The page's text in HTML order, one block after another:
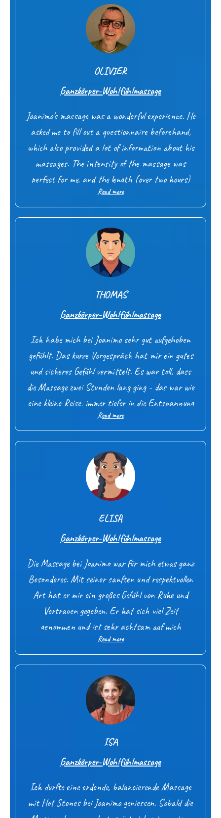
zukehren. Danke!
OLIVIER
Ganzkörper-Wohlfühlmassage
Joanimo's massage was a wonderful experience. He
asked me to fill out a questionnaire beforehand,
which also provided a lot of information about his
massages. The intensity of the massage was
perfect for me, and the length (over two hours)
was something special. I especially enjoyed the hot
stones, which further enhanced the relaxation. I
would gladly do it again!
Read more
THOMAS
Ganzkörper-Wohlfühlmassage
Ich habe mich bei Joanimo sehr gut aufgehoben
gefühlt. Das kurze Vorgespräch hat mir ein gutes
und sicheres Gefühl vermittelt. Es war toll, dass
die Massage zwei Stunden lang ging - das war wie
eine kleine Reise, immer tiefer in die Entspannung
hinein. Joanimo hatte dabei ein richtig gutes
Gefühl für die richtige Berührung und Intensität.
So als würde er meine Muskeln und mein
Fasziengewebe richtig gut fühlen können. Vielen
Dank für diese tolle Massage.
Read more
ELISA
Ganzkörper-Wohlfühlmassage
Die Massage bei Joanimo war für mich etwas ganz
Besonderes. Mit seiner sanften und respektvollen
Art hat er mir ein großes Gefühl von Ruhe und
Vertrauen gegeben. Er hat sich viel Zeit
genommen und ist sehr achtsam auf mich
eingegangen. Ich habe mich rundum wohl und gut
aufgehoben gefühlt.
Read more
ISA
Ganzkörper-Wohlfühlmassage
Ich durfte eine erdende, balancierende Massage
mit Hot Stones bei Joanimo geniessen. Sobald die